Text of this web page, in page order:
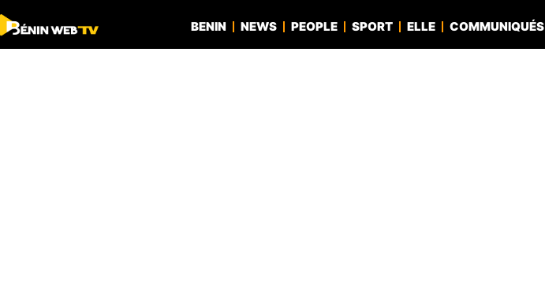
BENIN NEWS PEOPLE SPORT ELLE COMMUNIQUÉS